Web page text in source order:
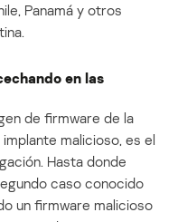
Panamá y otros
en las
de firmware de la
malicioso, es el
Hasta donde
caso conocido
un firmware malicioso